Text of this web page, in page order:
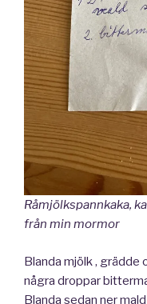
Råmjölkspannkaka,
från min mormor
Blanda mjölk , grädde
några droppar
Blanda sedan ner